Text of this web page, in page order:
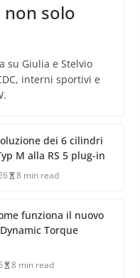
non solo
su Giulia e Stelvio
interni sportivi e
dei 6 cilindri
M alla RS 5 plug-in
8 min read
funziona il nuovo
Torque
8 min read